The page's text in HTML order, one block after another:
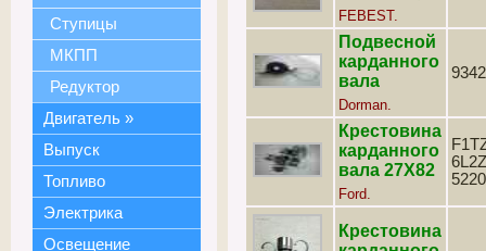
Ступицы
МКПП
Редуктор
Двигатель »
Выпуск
Топливо
Электрика
Освещение
FEBEST.
Подвесной
карданного
вала
Dorman.
Крестовина
карданного
вала 27Х82
Ford.
Крестовина